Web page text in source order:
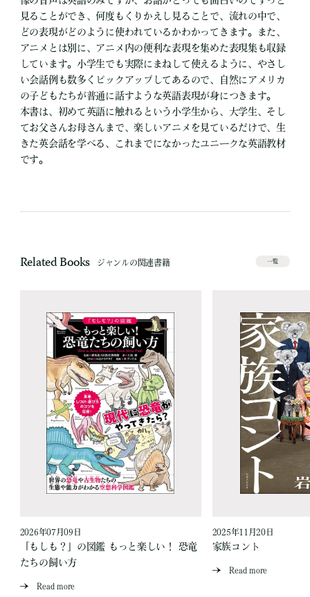
見ることができ、何度もくりかえし見ることで、流れの中で、
どの表現がどのように使われているかわかってきます。また、
アニメとは別に、アニメ内の便利な表現を集めた表現集も収録
しています。小学生でも実際にまねして使えるように、やさし
い会話例も数多くピックアップしてあるので、自然にアメリカ
の子どもたちが普通に話すような英語表現が身につきます。
本書は、初めて英語に触れるという小学生から、大学生、そし
てお父さんお母さんまで、楽しいアニメを見ているだけで、生
きた英会話を学べる、これまでになかったユニークな英語教材
です。
Related Books ジャンルの関連書籍 一覧
2026年07月09日
「もしも？」の図鑑 もっと楽しい！ 恐竜
たちの飼い方
Read more
2025年11月20日
家族コント
Read more